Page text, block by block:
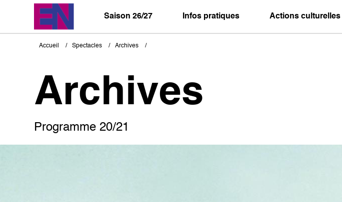
Saison 26/27 Infos pratiques Actions culturelles
Fil
Accueil Spectacles Archives
Archives
Programme 20/21